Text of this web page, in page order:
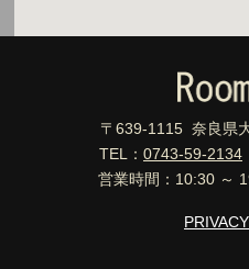
〒639-1115 奈良県
TEL： 0743-59-2134
営業時間：10:30 ～